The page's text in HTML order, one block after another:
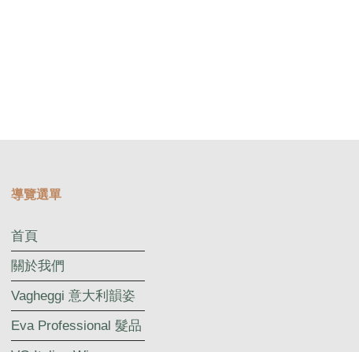
導覽選單
首頁
關於我們
Vagheggi 意大利韻姿
Eva Professional 髮品